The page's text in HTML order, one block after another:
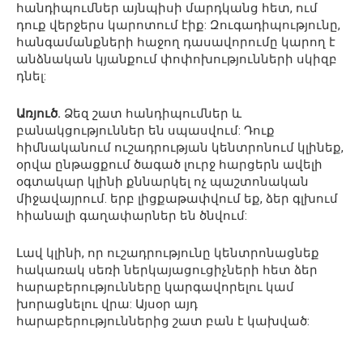
հանդիպումներ այնպիսի մարդկանց հետ, ում
դուք վերջերս կարոտում էիք: Զուգադիպությունը,
հանգամանքների հաջող դասավորումը կարող է
անձնական կյանքում փոփոխությունների սկիզբ
դնել:
Առյուծ. Ձեզ շատ հանդիպումներ և
բանակցություններ են սպասվում: Դուք
հիմնականում ուշադրության կենտրոնում կլինեք,
օրվա ընթացքում ծագած լուրջ հարցերն ավելի
օգտակար կլինի քննարկել ոչ պաշտոնական
միջավայրում. երբ լիցքաթափվում եք, ձեր գլխում
հիանալի գաղափարներ են ծնվում:
Լավ կլինի, որ ուշադրությունը կենտրոնացնեք
հակառակ սեռի ներկայացուցիչների հետ ձեր
հարաբերությունները կարգավորելու կամ
խորացնելու վրա: Այսօր այդ
հարաբերություններից շատ բան է կախված: